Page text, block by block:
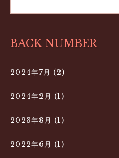
BACK NUMBER
2024年7月 (2)
2024年2月 (1)
2023年8月 (1)
2022年6月 (1)